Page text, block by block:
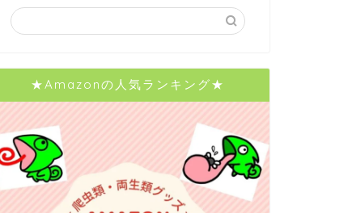
★Amazonの人気ランキング★